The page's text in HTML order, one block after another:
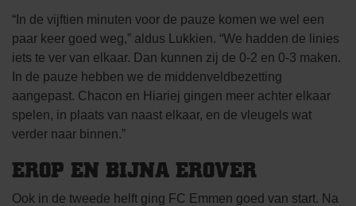
“In de vijftien minuten voor de pauze komen we wel een
paar keer goed weg,” aldus Lukkien. “We hadden de linies
iets te ver van elkaar. Dan kunnen zij de 0-2 en 0-3 maken.
In de pauze hebben we de middenveldbezetting
aangepast. Chacon en Hiariej gingen meer achter elkaar
spelen, in plaats van naast elkaar, en de vleugels wat
verder naar binnen.”
EROP EN BIJNA EROVER
Ook in de tweede helft ging FC Emmen goed van start. Na